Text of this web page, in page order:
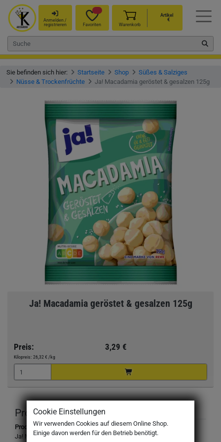
Anmelden /
registrieren
Favoriten Warenkorb
Artikel
€
Sie befinden sich hier: Startseite Shop
Süßes & Salziges
Nüsse & Trockenfrüchte
Ja! Macadamia geröstet & gesalzen 125g
Ja! Macadamia geröstet & gesalzen 125g
Preis: 3,29 €
Kilopreis: 26,32 € /kg
Produktbeschreibung
Produktbezeichnung:
Ja! Macadamia geröstet & gesalzen 125g
Cookie Einstellungen
Wir verwenden Cookies auf diesem Online Shop.
Einige davon werden für den Betrieb benötigt.